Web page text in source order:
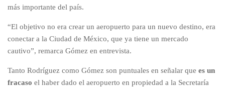
más importante del país.
“El objetivo no era crear un aeropuerto para un nuevo destino, era
conectar a la Ciudad de México, que ya tiene un mercado
cautivo”, remarca Gómez en entrevista.
Tanto Rodríguez como Gómez son puntuales en señalar que es un
fracaso el haber dado el aeropuerto en propiedad a la Secretaría